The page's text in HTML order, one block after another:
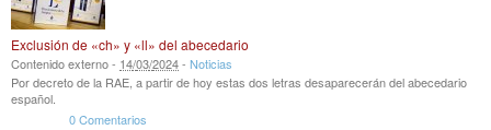
Exclusión de «ch» y «ll» del abecedario
Contenido externo - 14/03/2024- Noticias
Por decreto de la RAE, a partir de hoy estas dos letras desaparecerán del abecedario
español.
0 Comentarios